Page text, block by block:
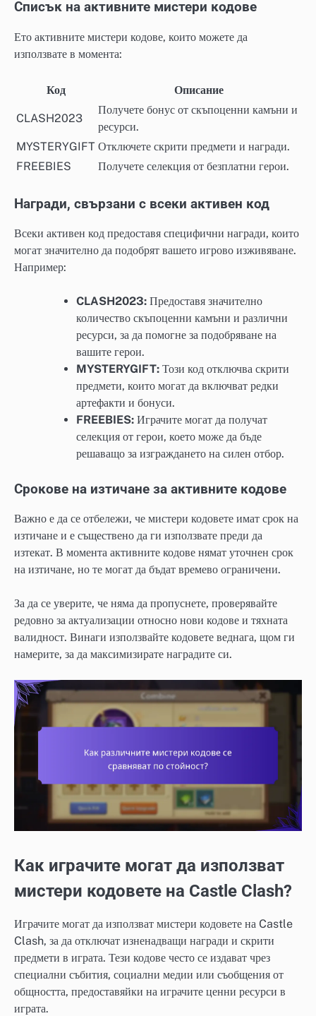
Списък на активните мистери кодове
Ето активните мистери кодове, които можете да
използвате в момента:
Код Описание
CLASH2023
Получете бонус от скъпоценни камъни и
ресурси.
MYSTERYGIFT Отключете скрити предмети и награди.
FREEBIES
Получете селекция от безплатни герои.
Награди, свързани с всеки активен код
Всеки активен код предоставя специфични награди, които
могат значително да подобрят вашето игрово изживяване.
Например:
CLASH2023: Предоставя значително
количество скъпоценни камъни и различни
ресурси, за да помогне за подобряване на
вашите герои.
MYSTERYGIFT: Този код отключва скрити
предмети, които могат да включват редки
артефакти и бонуси.
FREEBIES: Играчите могат да получат
селекция от герои, което може да бъде
решаващо за изграждането на силен отбор.
Срокове на изтичане за активните кодове
Важно е да се отбележи, че мистери кодовете имат срок на
изтичане и е съществено да ги използвате преди да
изтекат. В момента активните кодове нямат уточнен срок
на изтичане, но те могат да бъдат времево ограничени.
За да се уверите, че няма да пропуснете, проверявайте
редовно за актуализации относно нови кодове и тяхната
валидност. Винаги използвайте кодовете веднага, щом ги
намерите, за да максимизирате наградите си.
Как играчите могат да използват
мистери кодовете на Castle Clash?
Играчите могат да използват мистери кодовете на Castle
Clash, за да отключат изненадващи награди и скрити
предмети в играта. Тези кодове често се издават чрез
специални събития, социални медии или съобщения от
общността, предоставяйки на играчите ценни ресурси в
играта.